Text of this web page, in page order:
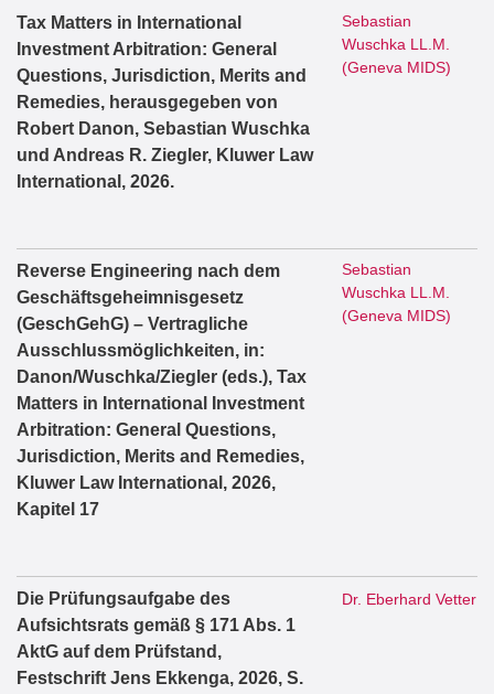
Tax Matters in International
Investment Arbitration: General
Questions, Jurisdiction, Merits and
Remedies, herausgegeben von
Robert Danon, Sebastian Wuschka
und Andreas R. Ziegler, Kluwer Law
International, 2026.
Sebastian
Wuschka LL.M.
(Geneva MIDS)
Reverse Engineering nach dem
Geschäftsgeheimnisgesetz
(GeschGehG) – Vertragliche
Ausschlussmöglichkeiten, in:
Danon/Wuschka/Ziegler (eds.), Tax
Matters in International Investment
Arbitration: General Questions,
Jurisdiction, Merits and Remedies,
Kluwer Law International, 2026,
Kapitel 17
Sebastian
Wuschka LL.M.
(Geneva MIDS)
Die Prüfungsaufgabe des
Aufsichtsrats gemäß § 171 Abs. 1
AktG auf dem Prüfstand,
Festschrift Jens Ekkenga, 2026, S.
Dr. Eberhard Vetter